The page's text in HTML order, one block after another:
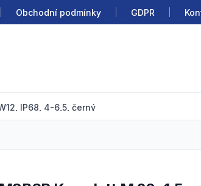
Obchodní podmínky GDPR
IP68, 4-6,5, černý